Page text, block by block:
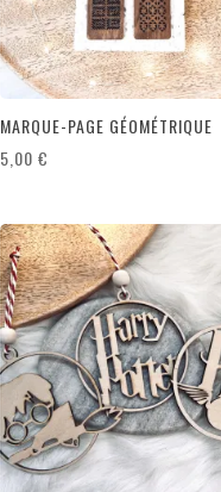
MARQUE-PAGE GÉOMÉTRIQUE
5,00€